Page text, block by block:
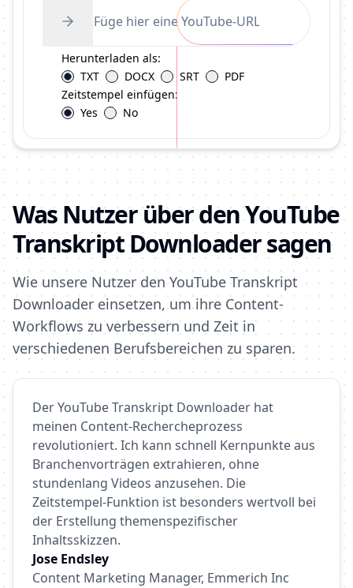
Herunterladen als:
TXT
DOCX SRT
PDF
Zeitstempel einfügen:
Yes
No
Was Nutzer über den YouTube
Transkript Downloader sagen
Wie unsere Nutzer den YouTube Transkript
Downloader einsetzen, um ihre Content-
Workflows zu verbessern und Zeit in
verschiedenen Berufsbereichen zu sparen.
Der YouTube Transkript Downloader hat
meinen Content-Rechercheprozess
revolutioniert. Ich kann schnell Kernpunkte aus
Branchenvorträgen extrahieren, ohne
stundenlang Videos anzusehen. Die
Zeitstempel-Funktion ist besonders wertvoll bei
der Erstellung themenspezifischer
Inhaltsskizzen.
Jose Endsley
Content Marketing Manager, Emmerich Inc